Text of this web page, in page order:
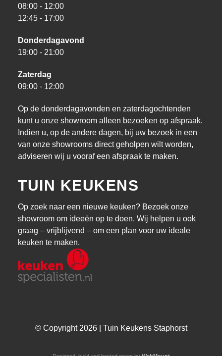
08:00 - 12:00
12:45 - 17:00
Donderdagavond
19:00 - 21:00
Zaterdag
09:00 - 12:00
Op de donderdagavonden en zaterdagochtenden
kunt u onze showroom alleen bezoeken op afspraak.
Indien u, op de andere dagen, bij uw bezoek in een
van onze showrooms direct geholpen wilt worden,
adviseren wij u vooraf een afspraak te maken.
TUIN KEUKENS
Op zoek naar een nieuwe keuken? Bezoek onze
showroom om ideeën op te doen. Wij helpen u ook
graag – vrijblijvend – om een plan voor uw ideale
keuken te maken.
© Copyright 2026 | Tuin Keukens Staphorst